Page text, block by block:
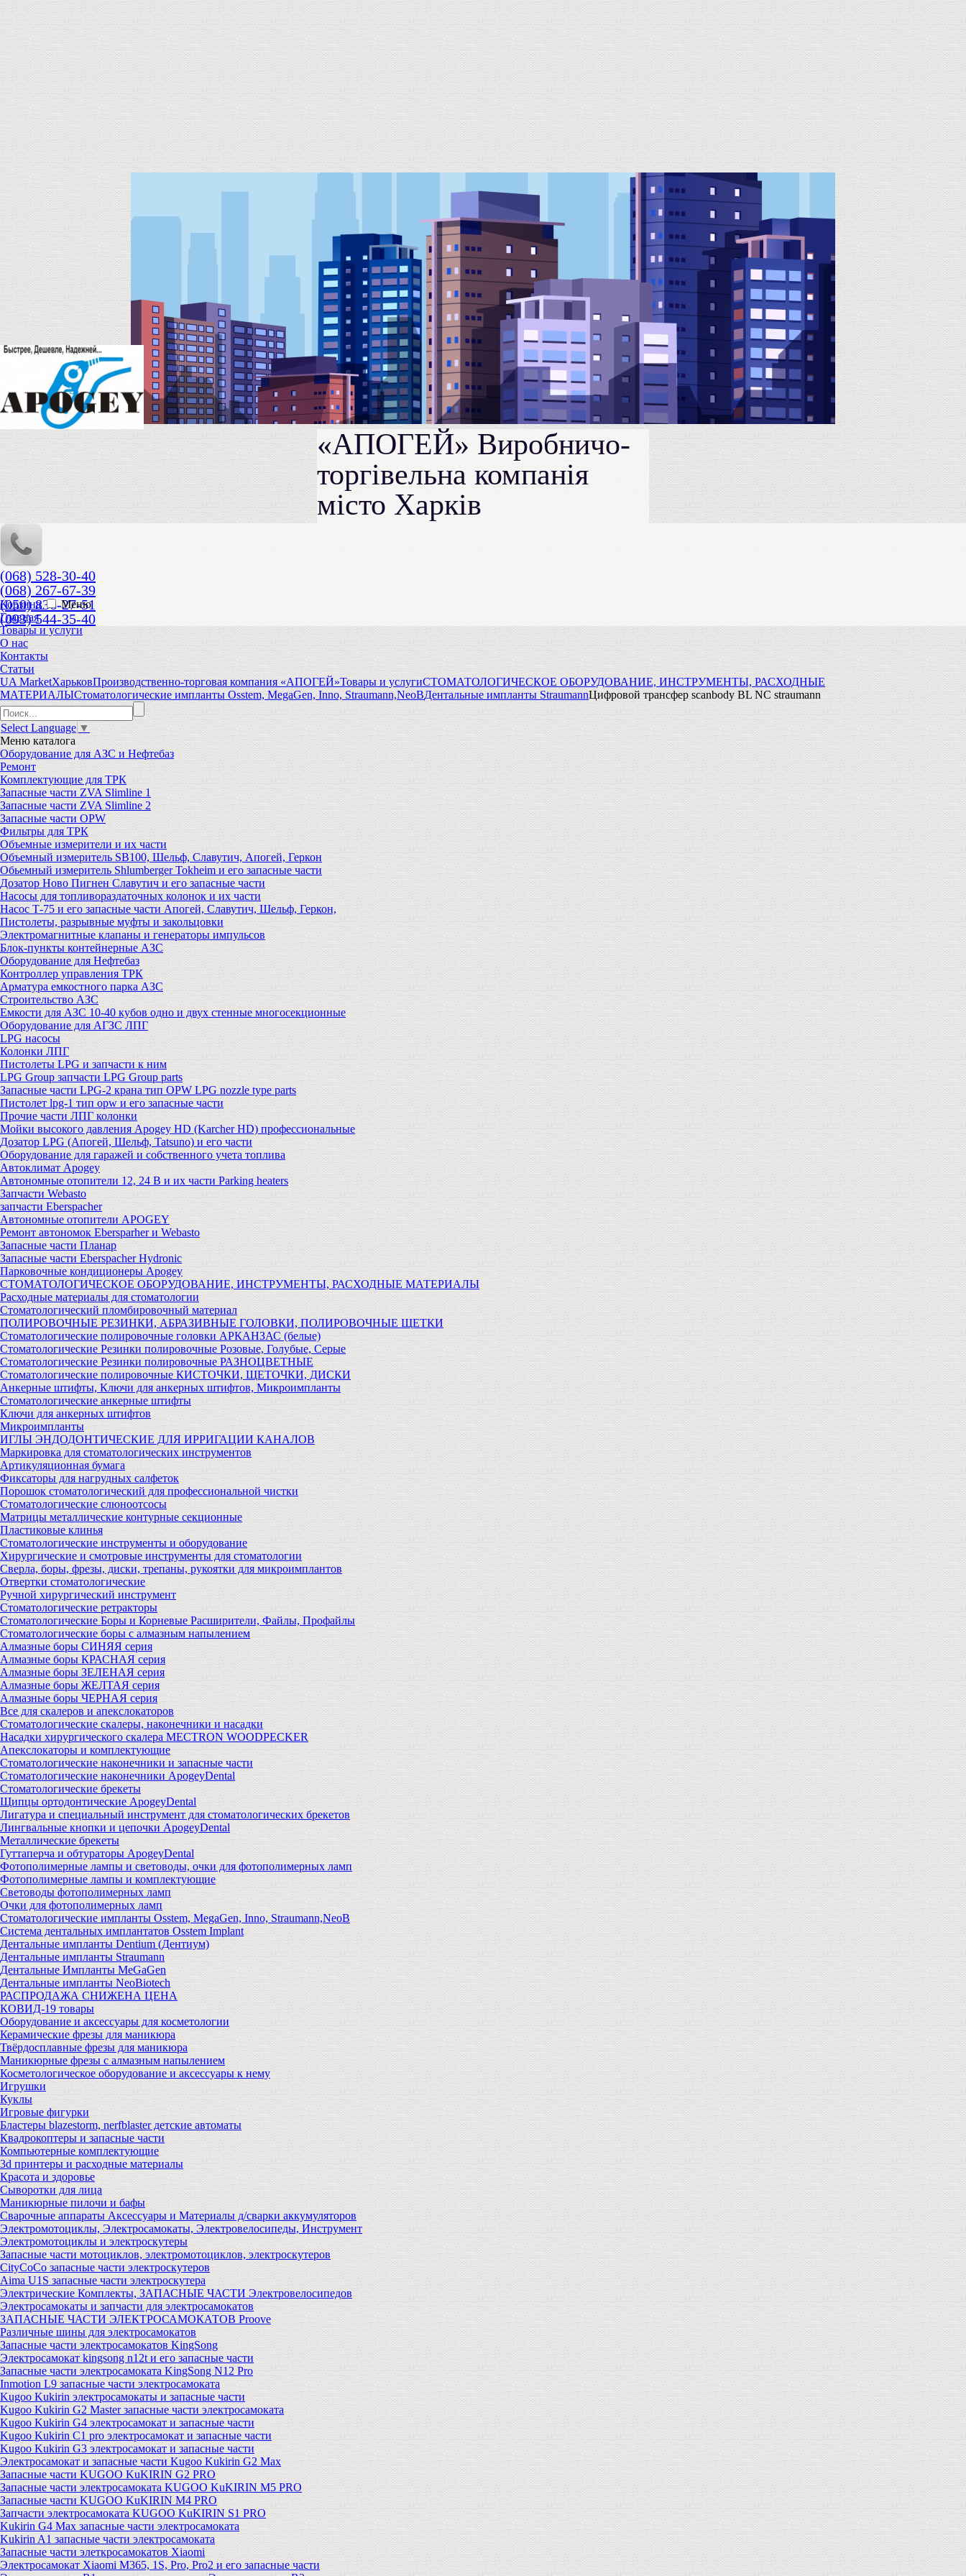
«АПОГЕЙ» Виробничо-
торгівельна компанія
місто Харків
(068) 528-30-40
(068) 267-67-39
(050) 836-27-51
(093) 544-35-40
Корзина
Меню
Главная
Товары и услуги
О нас
Контакты
Статьи
UA MarketХарьковПроизводственно-торговая компания «АПОГЕЙ»Товары и услугиСТОМАТОЛОГИЧЕСКОЕ ОБОРУДОВАНИЕ, ИНСТРУМЕНТЫ, РАСХОДНЫЕ
МАТЕРИАЛЫСтоматологические импланты Osstem, MegaGen, Inno, Straumann,NeoBДентальные импланты StraumannЦифровой трансфер scanbody BL NC straumann
Select Language ▼
Меню каталога
Оборудование для АЗС и Нефтебаз
Ремонт
Комплектующие для ТРК
Запасные части ZVA Slimline 1
Запасные части ZVA Slimline 2
Запасные части OPW
Фильтры для ТРК
Объемные измерители и их части
Объемный измеритель SB100, Шельф, Славутич, Апогей, Геркон
Обьемный измеритель Shlumberger Tokheim и его запасные части
Дозатор Ново Пигнен Славутич и его запасные части
Насосы для топливораздаточных колонок и их части
Насос Т-75 и его запасные части Апогей, Славутич, Шельф, Геркон,
Пистолеты, разрывные муфты и закольцовки
Электромагнитные клапаны и генераторы импульсов
Блок-пункты контейнерные АЗС
Оборудование для Нефтебаз
Контроллер управления ТРК
Арматура емкостного парка АЗС
Строительство АЗС
Емкости для АЗС 10-40 кубов одно и двух стенные многосекционные
Оборудование для АГЗС ЛПГ
LPG насосы
Колонки ЛПГ
Пистолеты LPG и запчасти к ним
LPG Group запчасти LPG Group parts
Запасные части LPG-2 крана тип OPW LPG nozzle type parts
Пистолет lpg-1 тип opw и его запасные части
Прочие части ЛПГ колонки
Мойки высокого давления Apogey HD (Karcher HD) профессиональные
Дозатор LPG (Апогей, Шельф, Tatsuno) и его части
Оборудование для гаражей и собственного учета топлива
Автоклимат Apogey
Автономные отопители 12, 24 В и их части Parking heaters
Запчасти Webasto
запчасти Eberspacher
Автономные отопители APOGEY
Ремонт автономок Ebersparher и Webasto
Запасные части Планар
Запасные части Eberspacher Hydronic
Парковочные кондиционеры Apogey
СТОМАТОЛОГИЧЕСКОЕ ОБОРУДОВАНИЕ, ИНСТРУМЕНТЫ, РАСХОДНЫЕ МАТЕРИАЛЫ
Расходные материалы для стоматологии
Стоматологический пломбировочный материал
ПОЛИРОВОЧНЫЕ РЕЗИНКИ, АБРАЗИВНЫЕ ГОЛОВКИ, ПОЛИРОВОЧНЫЕ ЩЕТКИ
Стоматологические полировочные головки АРКАНЗАС (белые)
Стоматологические Резинки полировочные Розовые, Голубые, Серые
Стоматологические Резинки полировочные РАЗНОЦВЕТНЫЕ
Стоматологические полировочные КИСТОЧКИ, ЩЕТОЧКИ, ДИСКИ
Анкерные штифты, Ключи для анкерных штифтов, Микроимпланты
Стоматологические анкерные штифты
Ключи для анкерных штифтов
Микроимпланты
ИГЛЫ ЭНДОДОНТИЧЕСКИЕ ДЛЯ ИРРИГАЦИИ КАНАЛОВ
Маркировка для стоматологических инструментов
Артикуляционная бумага
Фиксаторы для нагрудных салфеток
Порошок стоматологический для профессиональной чистки
Стоматологические слюноотсосы
Матрицы металлические контурные секционные
Пластиковые клинья
Стоматологические инструменты и оборудование
Хирургические и смотровые инструменты для стоматологии
Сверла, боры, фрезы, диски, трепаны, рукоятки для микроимплантов
Отвертки стоматологические
Ручной хирургический инструмент
Стоматологические ретракторы
Стоматологические Боры и Корневые Расширители, Файлы, Профайлы
Стоматологические боры с алмазным напылением
Алмазные боры СИНЯЯ серия
Алмазные боры КРАСНАЯ серия
Алмазные боры ЗЕЛЕНАЯ серия
Алмазные боры ЖЕЛТАЯ серия
Алмазные боры ЧЕРНАЯ серия
Все для скалеров и апекслокаторов
Стоматологические скалеры, наконечники и насадки
Насадки хирургического скалера MECTRON WOODPECKER
Апекслокаторы и комплектующие
Стоматологические наконечники и запасные части
Стоматологические наконечники ApogeyDental
Стоматологические брекеты
Щипцы ортодонтические ApogeyDental
Лигатура и специальный инструмент для стоматологических брекетов
Лингвальные кнопки и цепочки ApogeyDental
Металлические брекеты
Гуттаперча и обтураторы ApogeyDental
Фотополимерные лампы и световоды, очки для фотополимерных ламп
Фотополимерные лампы и комплектующие
Световоды фотополимерных ламп
Очки для фотополимерных ламп
Стоматологические импланты Osstem, MegaGen, Inno, Straumann,NeoB
Система дентальных имплантатов Osstem Implant
Дентальные импланты Dentium (Дентиум)
Дентальные импланты Straumann
Дентальные Импланты MeGaGen
Дентальные импланты NeoBiotech
РАСПРОДАЖА СНИЖЕНА ЦЕНА
КОВИД-19 товары
Оборудование и аксессуары для косметологии
Керамические фрезы для маникюра
Твёрдосплавные фрезы для маникюра
Маникюрные фрезы с алмазным напылением
Косметологическое оборудование и аксессуары к нему
Игрушки
Куклы
Игровые фигурки
Бластеры blazestorm, nerfblaster детские автоматы
Квадрокоптеры и запасные части
Компьютерные комплектующие
3d принтеры и расходные материалы
Красота и здоровье
Сыворотки для лица
Маникюрные пилочи и бафы
Сварочные аппараты Аксессуары и Материалы д/сварки аккумуляторов
Электромотоциклы, Электросамокаты, Электровелосипеды, Инструмент
Электромотоциклы и электроскутеры
Запасные части мотоциклов, электромотоциклов, электроскутеров
CityCoCo запасные части электроскутеров
Aima U1S запасные части электроскутера
Электрические Комплекты, ЗАПАСНЫЕ ЧАСТИ Электровелосипедов
Электросамокаты и запчасти для электросамокатов
ЗАПАСНЫЕ ЧАСТИ ЭЛЕКТРОСАМОКАТОВ Proove
Различные шины для электросамокатов
Запасные части электросамокатов KingSong
Электросамокат kingsong n12t и его запасные части
Запасные части электросамоката KingSong N12 Pro
Inmotion L9 запасные части электросамоката
Kugoo Kukirin электросамокаты и запасные части
Kugoo Kukirin G2 Master запасные части электросамоката
Kugoo Kukirin G4 электросамокат и запасные части
Kugoo Kukirin C1 pro электросамокат и запасные части
Kugoo Kukirin G3 электросамокат и запасные части
Электросамокат и запасные части Kugoo Kukirin G2 Max
Запасные части KUGOO KuKIRIN G2 PRO
Запасные части электросамоката KUGOO KuKIRIN M5 PRO
Запасные части KUGOO KuKIRIN M4 PRO
Запчасти электросамоката KUGOO KuKIRIN S1 PRO
Kukirin G4 Max запасные части электросамоката
Kukirin A1 запасные части электросамоката
Запасные части элеткросамокатов Xiaomi
Электросамокат Xiaomi M365, 1S, Pro, Pro2 и его запасные части